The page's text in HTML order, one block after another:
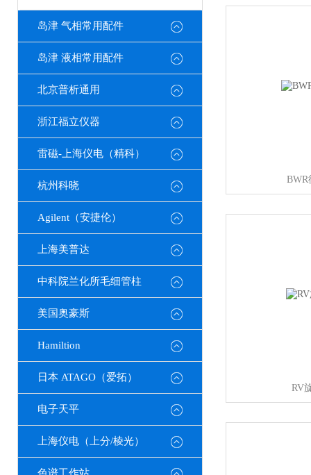
岛津 气相常用配件
岛津 液相常用配件
北京普析通用
浙江福立仪器
雷磁-上海仪电（精科）
杭州科晓
Agilent（安捷伦）
上海美普达
中科院兰化所毛细管柱
美国奥豪斯
Hamiltion
日本 ATAGO（爱拓）
电子天平
上海仪电（上分/棱光）
BWR
RV